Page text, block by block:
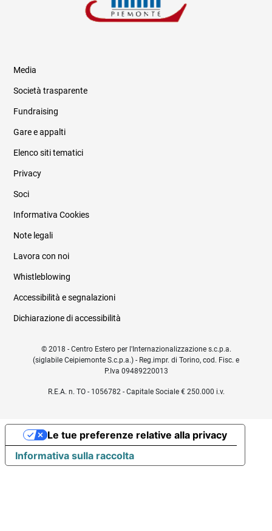
Informazioni legali e trasparenza
Media
Società trasparente
Fundraising
Gare e appalti
Elenco siti tematici
Privacy
Soci
Informativa Cookies
Note legali
Lavora con noi
Whistleblowing
Accessibilità e segnalazioni
Dichiarazione di accessibilità
© 2018 - Centro Estero per l'Internazionalizzazione s.c.p.a.
(siglabile Ceipiemonte S.c.p.a.) - Reg.impr. di Torino, cod. Fisc. e
P.Iva 09489220013
R.E.A. n. TO - 1056782 - Capitale Sociale € 250.000 i.v.
Informativa sulla raccolta
Le tue preferenze relative alla privacy